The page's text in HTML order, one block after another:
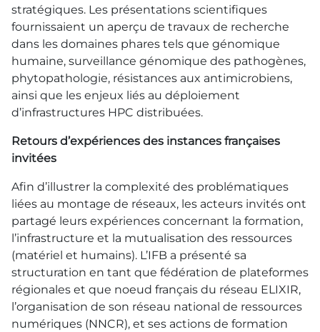
stratégiques. Les présentations scientifiques
fournissaient un aperçu de travaux de recherche
dans les domaines phares tels que génomique
humaine, surveillance génomique des pathogènes,
phytopathologie, résistances aux antimicrobiens,
ainsi que les enjeux liés au déploiement
d’infrastructures HPC distribuées.
Retours d’expériences des instances françaises
invitées
Afin d’illustrer la complexité des problématiques
liées au montage de réseaux, les acteurs invités ont
partagé leurs expériences concernant la formation,
l’infrastructure et la mutualisation des ressources
(matériel et humains). L’IFB a présenté sa
structuration en tant que fédération de plateformes
régionales et que noeud français du réseau ELIXIR,
l’organisation de son réseau national de ressources
numériques (NNCR), et ses actions de formation